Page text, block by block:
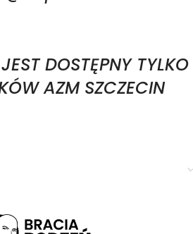
DOSTĘPNY TYLKO
AZM SZCZECIN